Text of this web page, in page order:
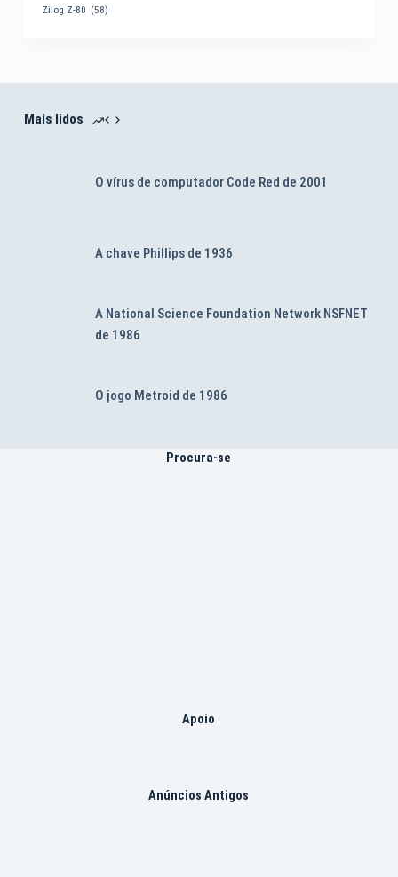
Zilog Z-80 (58)
Mais lidos
O vírus de computador Code Red de 2001
A chave Phillips de 1936
A National Science Foundation Network NSFNET
de 1986
O jogo Metroid de 1986
Procura-se
Apoio
Anúncios Antigos